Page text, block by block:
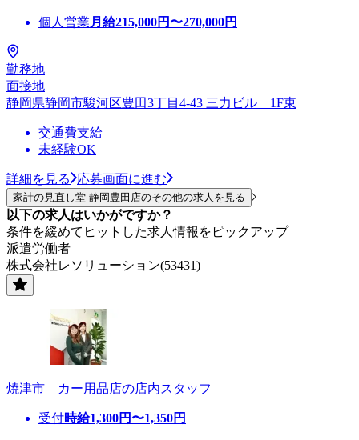
個人営業 月給215,000円〜270,000円
勤務地
面接地
静岡県静岡市駿河区豊田3丁目4-43 三力ビル 1F東
交通費支給
未経験OK
詳細を見る 応募画面に進む
家計の見直し堂 静岡豊田店のその他の求人を見る
以下の求人はいかがですか？
条件を緩めてヒットした求人情報をピックアップ
派遣労働者
株式会社レソリューション(53431)
焼津市 カー用品店の店内スタッフ
受付時給1,300円〜1,350円